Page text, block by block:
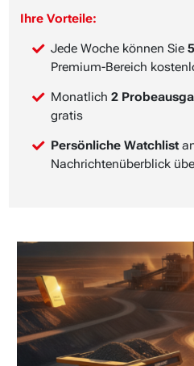
Ihre Vorteile:
Jede Woche können Sie
Premium-Bereich
Monatlich 2
gratis
Persönliche Watchlist
Nachrichtenüberblick